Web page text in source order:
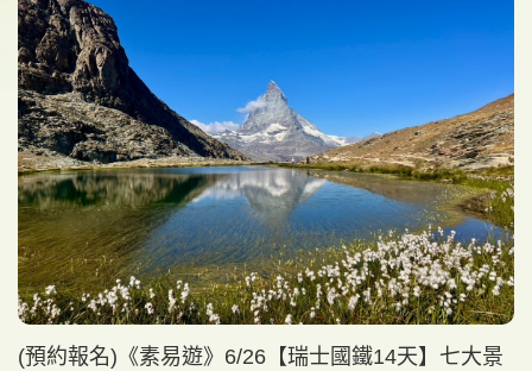
(預約報名)《素易遊》6/26【瑞士國鐵14天】七大景